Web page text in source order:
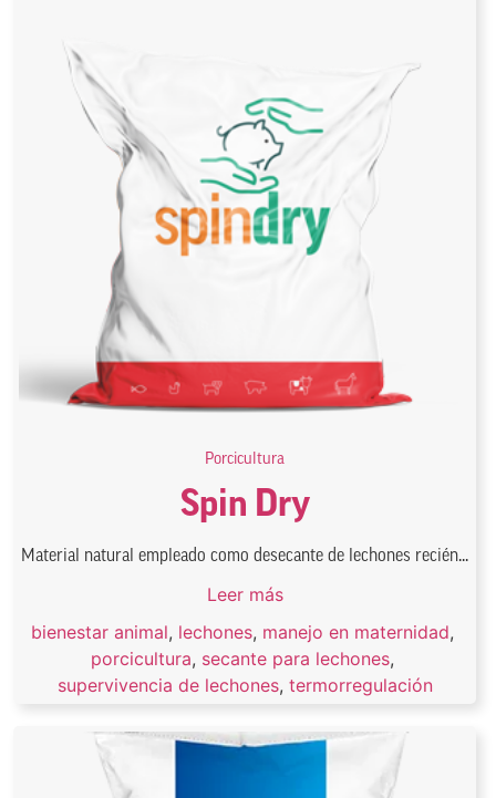
Porcicultura
Spin Dry
Material natural empleado como desecante de lechones recién...
Leer más
bienestar animal, lechones, manejo en maternidad,
porcicultura, secante para lechones,
supervivencia de lechones, termorregulación